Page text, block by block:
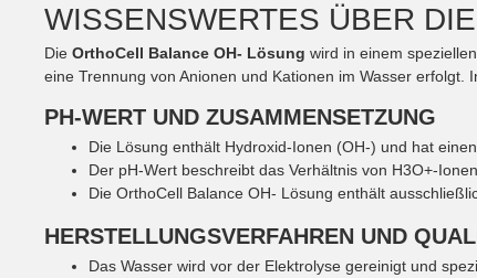
WISSENSWERTES ÜBER
Die OrthoCell Balance OH- Lösung wird in einem
eine Trennung von Anionen und Kationen im Wasser
PH-WERT UND ZUSAMMENSETZUNG
Die Lösung enthält Hydroxid-Ionen (OH-) und hat
Der pH-Wert beschreibt das Verhältnis von H3O+-
Die OrthoCell Balance OH- Lösung enthält
HERSTELLUNGSVERFAHREN UND
Das Wasser wird vor der Elektrolyse gereinigt und